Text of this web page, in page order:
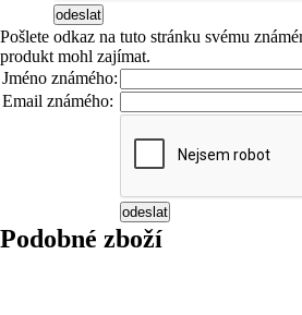
Pošlete odkaz na tuto stránku svému
produkt mohl zajímat.
Jméno známého:
Email známého:
Podobné zboží